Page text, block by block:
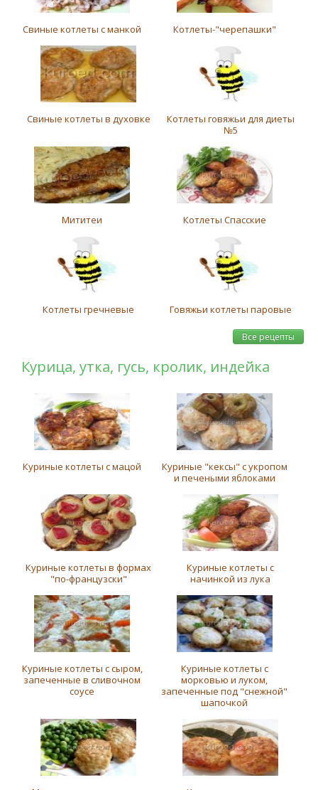
Свиные котлеты с манкой Котлеты-"черепашки"
Свиные котлеты в духовке
Котлеты говяжьи для диеты
№5
Мититеи Котлеты Спасские
Котлеты гречневые Говяжьи котлеты паровые
Все рецепты
Курица, утка, гусь, кролик, индейка
Куриные котлеты с мацой
Куриные "кексы" с укропом
и печеными яблоками
Куриные котлеты в формах
"по-французски"
Куриные котлеты с
начинкой из лука
Куриные котлеты с сыром,
запеченные в сливочном
соусе
Куриные котлеты с
морковью и луком,
запеченные под "снежной"
шапочкой